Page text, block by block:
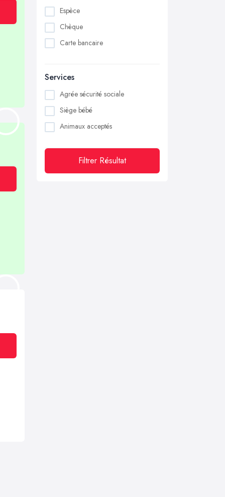
Espèce
Chèque
Carte bancaire
Services
Agrée sécurité sociale
Siège bébé
Animaux acceptés
Filtrer Résultat